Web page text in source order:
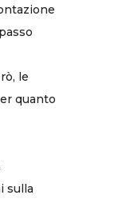
le
quanto
sulla